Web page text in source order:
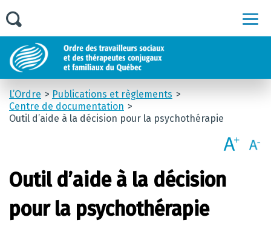
L’Ordre
Publications et règlements
Centre de documentation
Outil d’aide à la décision pour la psychothérapie
Outil d’aide à la décision
pour la psychothérapie